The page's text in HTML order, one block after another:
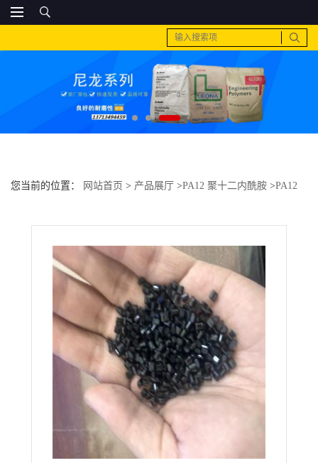
您当前的位置： 网站首页 > 产品展厅 >PA12 聚十二内酰胺 >PA12